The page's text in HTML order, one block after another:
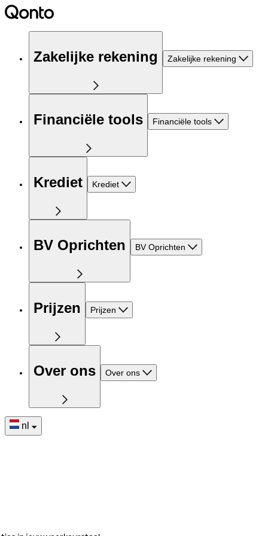
Zakelijke rekening Zakelijke rekening
Financiële tools Financiële tools
Krediet Krediet
BV Oprichten BV Oprichten
Prijzen Prijzen
Over ons Over ons
nl